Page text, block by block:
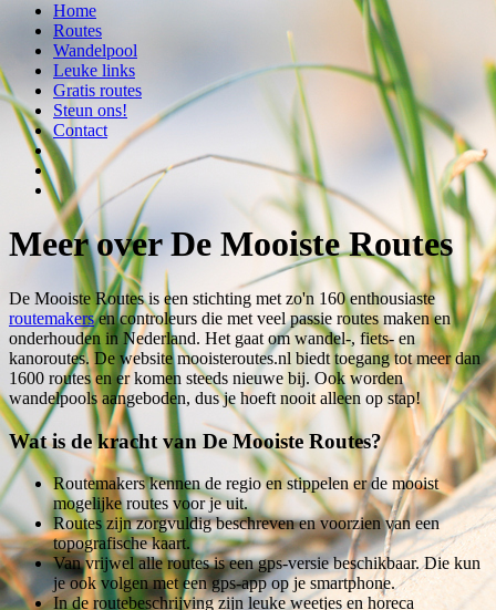
Home
Routes
Wandelpool
Leuke links
Gratis routes
Steun ons!
Contact
Meer over De Mooiste Routes
De Mooiste Routes is een stichting met zo'n 160 enthousiaste
routemakersen controleurs die met veel passie routes maken en
onderhouden in Nederland. Het gaat om wandel-, fiets- en
kanoroutes. De website mooisteroutes.nl biedt toegang tot meer dan
1600 routes en er komen steeds nieuwe bij. Ook worden
wandelpools aangeboden, dus je hoeft nooit alleen op stap!
Wat is de kracht van De Mooiste Routes?
Routemakers kennen de regio en stippelen er de mooist
mogelijke routes voor je uit.
Routes zijn zorgvuldig beschreven en voorzien van een
topografische kaart.
Van vrijwel alle routes is een gps-versie beschikbaar. Die kun
je ook volgen met een gps-app op je smartphone.
In de routebeschrijving zijn leuke weetjes en horeca